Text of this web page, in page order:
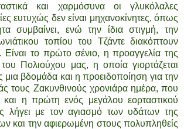
και χαρμόσυνα οι γλυκόλαλες
ευτυχώς δεν είναι μηχανοκίνητες, όπως
συμβαίνει, ενώ την ίδια στιγμή, την
τοπίου του Τζάντε διακόπτουν
Είναι το πρώτο σένιο, η προαγγελία της
Πολιούχου μας, η οποία γιορτάζεται
βδομάδα και η προειδοποίηση για την
τους Ζακυνθινούς χρονιάρα ημέρα, που
και η πρώτη ενός μεγάλου εορταστικού
λήγει με τον αγιασμό των υδάτων της
και την αφιερωμένη στους πολυπληθείς